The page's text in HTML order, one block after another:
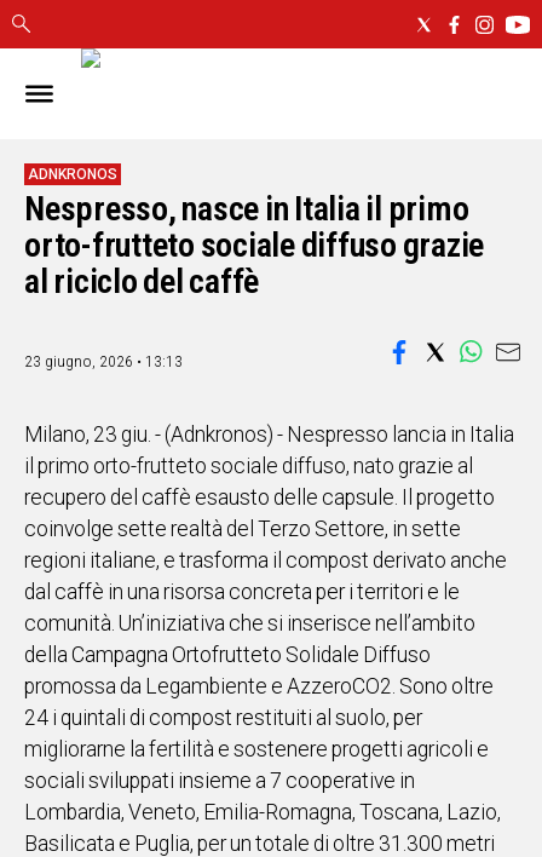
IN
CAGLIARI
SASSARI
NUORO
ORISTANO
SULCIS
OGLIASTRA
ALTRE
NOTIZIE
POLITICA
IN
ITALIA
NEL
MONDO
SPORT
EVENTI
STORIE
VIDEO
ADNKRONOS
Nespresso, nasce in Italia il primo
orto-frutteto sociale diffuso grazie
al riciclo del caffè
23 giugno, 2026 • 13:13
Milano, 23 giu. - (Adnkronos) - Nespresso lancia in Italia
il primo orto-frutteto sociale diffuso, nato grazie al
recupero del caffè esausto delle capsule. Il progetto
coinvolge sette realtà del Terzo Settore, in sette
regioni italiane, e trasforma il compost derivato anche
dal caffè in una risorsa concreta per i territori e le
comunità. Un’iniziativa che si inserisce nell’ambito
della Campagna Ortofrutteto Solidale Diffuso
promossa da Legambiente e AzzeroCO2. Sono oltre
24 i quintali di compost restituiti al suolo, per
migliorarne la fertilità e sostenere progetti agricoli e
sociali sviluppati insieme a 7 cooperative in
Lombardia, Veneto, Emilia-Romagna, Toscana, Lazio,
Basilicata e Puglia, per un totale di oltre 31.300 metri